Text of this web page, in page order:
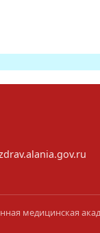
медицинская